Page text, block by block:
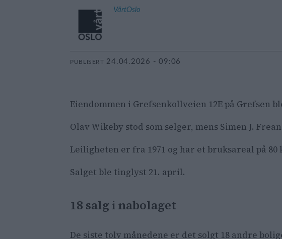
VårtOslo
PUBLISERT 24.04.2026 - 09:06
Eiendommen i Grefsenkollveien 12E på Grefsen
Olav Wikeby stod som selger, mens Simen J.
Leiligheten er fra 1971 og har et bruksareal på
Salget ble tinglyst 21. april.
18 salg i nabolaget
De siste tolv månedene er det solgt 18 andre